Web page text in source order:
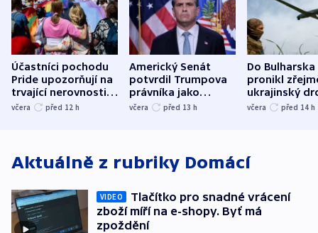
Účastníci pochodu
Pride upozorňují na
trvající nerovnosti i
společenskou
včera před 12 h
Americký Senát
potvrdil Trumpova
právníka jako
ministra
včera před 13 h
Do Bulharska
pronikl
ukrajinský
explodoval
včera před 14 h
Aktuálně z rubriky Domácí
VIDEO
Tlačítko pro snadné vrácení
zboží míří na e-shopy. Byť má
zpoždění